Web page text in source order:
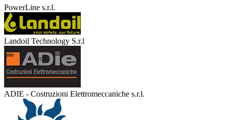
PowerLine s.r.l.
Landoil Technology S.r.l
ADIE - Costruzioni Elettromeccaniche s.r.l.